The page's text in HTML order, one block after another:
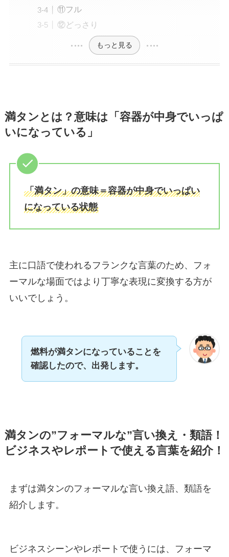
⑪フル
⑫どっさり
もっと見る
満タンとは？意味は「容器が中身でいっぱ
いになっている」
「満タン」の意味＝容器が中身でいっぱい
になっている状態
主に口語で使われるフランクな言葉のため、フォ
ーマルな場面ではより丁寧な表現に変換する方が
いいでしょう。
燃料が満タンになっていることを
確認したので、出発します。
満タンの”フォーマルな”言い換え・類語！
ビジネスやレポートで使える言葉を紹介！
まずは満タンのフォーマルな言い換え語、類語を
紹介します。
ビジネスシーンやレポートで使うには、フォーマ